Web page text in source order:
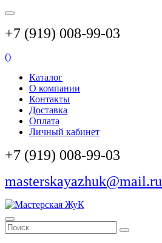
+7 (919) 008-99-03
()
Каталог
О компании
Контакты
Доставка
Оплата
Личный кабинет
+7 (919) 008-99-03
masterskayazhuk@mail.ru